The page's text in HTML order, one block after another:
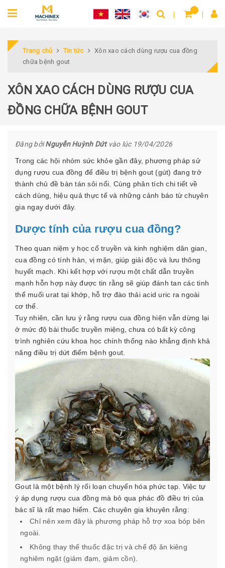
Trang chủ Tin tức
Xôn xao cách dùng rượu cua đồng
chữa bệnh gout
XÔN XAO CÁCH DÙNG RƯỢU CUA
ĐỒNG CHỮA BỆNH GOUT
Đăng bởiNguyễn Huỳnh Dứtvào lúc 19/04/2026
Trong các hội nhóm sức khỏe gần đây, phương pháp sử
dụng rượu cua đồng để điều trị bệnh gout (gút) đang trở
thành chủ đề bàn tán sôi nổi. Cùng phân tích chi tiết về
cách dùng, hiệu quả thực tế và những cảnh báo từ chuyên
gia ngay dưới đây.
Dược tính của rượu cua đồng?
Theo quan niệm y học cổ truyền và kinh nghiệm dân gian,
cua đồng có tính hàn, vị mặn, giúp giải độc và lưu thông
huyết mạch. Khi kết hợp với rượu một chất dẫn truyền
mạnh hỗn hợp này được tin rằng sẽ giúp đánh tan các tinh
thể muối urat tại khớp, hỗ trợ đào thải acid uric ra ngoài
cơ thể.
Tuy nhiên, cần lưu ý rằng rượu cua đồng hiện vẫn dừng lại
ở mức độ bài thuốc truyền miệng, chưa có bất kỳ công
trình nghiên cứu khoa học chính thống nào khẳng định khả
năng điều trị dứt điểm bệnh gout.
Gout là một bệnh lý rối loạn chuyển hóa phức tạp. Việc tự
ý áp dụng rượu cua đồng mà bỏ qua phác đồ điều trị của
bác sĩ là rất mạo hiểm. Các chuyên gia khuyên rằng:
Chỉ nên xem đây là phương pháp hỗ trợ xoa bóp bên
ngoài.
Không thay thế thuốc đặc trị và chế độ ăn kiêng
nghiêm ngặt (giảm đạm, giảm cồn).